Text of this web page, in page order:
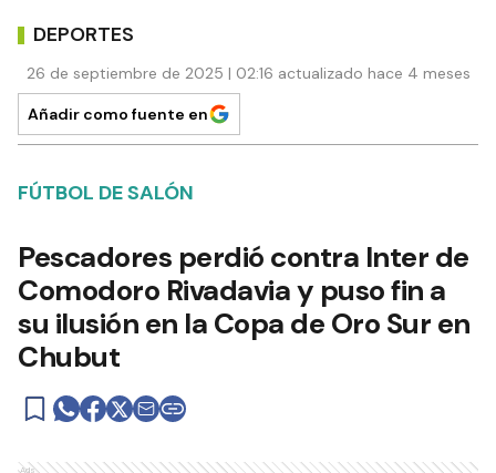
DEPORTES
26 de septiembre de 2025 | 02:16 actualizado hace 4 meses
Añadir como fuente en
FÚTBOL DE SALÓN
Pescadores perdió contra Inter de
Comodoro Rivadavia y puso fin a
su ilusión en la Copa de Oro Sur en
Chubut
Ads